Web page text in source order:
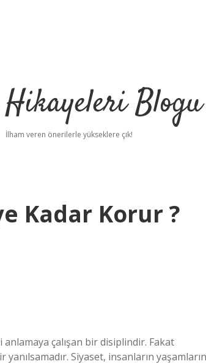
Blogu
İlham veren önerilerle yükseklere çık!
Kadar Korur ?
çalışan bir disiplindir. Fakat
Siyaset, insanların